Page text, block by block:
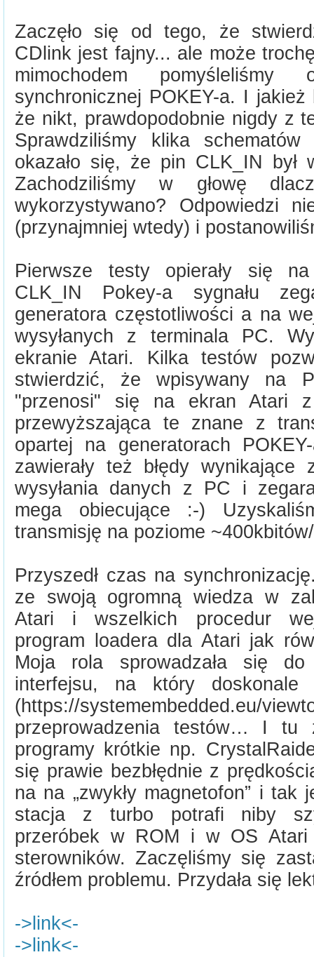
Zaczęło się od tego, że
CDlink jest fajny... ale może
mimochodem
synchronicznej POKEY-a. I jakież
że nikt, prawdopodobnie nigdy z
Sprawdziliśmy klika
okazało się, że pin CLK_IN był
Zachodziliśmy w głowę
wykorzystywano? Odpowiedzi
(przynajmniej wtedy) i
Pierwsze testy opierały się
CLK_IN Pokey-a sygnału
generatora częstotliwości a na
wysyłanych z terminala PC.
ekranie Atari. Kilka testów
stwierdzić, że wpisywany na
"przenosi" się na ekran Atari z
przewyższająca te znane z
opartej na generatorach
zawierały też błędy wynikające
wysyłania danych z PC i
mega obiecujące :-)
transmisję na poziome
Przyszedł czas na
ze swoją ogromną wiedza w
Atari i wszelkich procedur
program loadera dla Atari jak
Moja rola sprowadzała się do
interfejsu, na który doskonale
(https://systemembedded.eu/
przeprowadzenia testów… I tu
programy krótkie np.
się prawie bezbłędnie z
na na „zwykły magnetofon” i
stacja z turbo potrafi niby
przeróbek w ROM i w OS Atari
sterowników. Zaczęliśmy się
źródłem problemu. Przydała się
->link<-
->link<-